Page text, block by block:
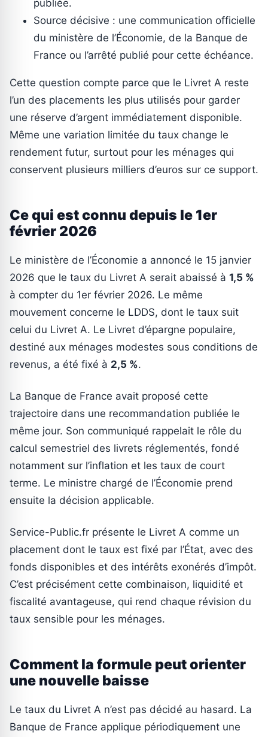
publiée.
Source décisive : une communication officielle
du ministère de l’Économie, de la Banque de
France ou l’arrêté publié pour cette échéance.
Cette question compte parce que le Livret A reste
l’un des placements les plus utilisés pour garder
une réserve d’argent immédiatement disponible.
Même une variation limitée du taux change le
rendement futur, surtout pour les ménages qui
conservent plusieurs milliers d’euros sur ce support.
Ce qui est connu depuis le 1er
février 2026
Le ministère de l’Économie a annoncé le 15 janvier
2026 que le taux du Livret A serait abaissé à 1,5 %
à compter du 1er février 2026. Le même
mouvement concerne le LDDS, dont le taux suit
celui du Livret A. Le Livret d’épargne populaire,
destiné aux ménages modestes sous conditions de
revenus, a été fixé à 2,5 %.
La Banque de France avait proposé cette
trajectoire dans une recommandation publiée le
même jour. Son communiqué rappelait le rôle du
calcul semestriel des livrets réglementés, fondé
notamment sur l’inflation et les taux de court
terme. Le ministre chargé de l’Économie prend
ensuite la décision applicable.
Service-Public.fr présente le Livret A comme un
placement dont le taux est fixé par l’État, avec des
fonds disponibles et des intérêts exonérés d’impôt.
C’est précisément cette combinaison, liquidité et
fiscalité avantageuse, qui rend chaque révision du
taux sensible pour les ménages.
Comment la formule peut orienter
une nouvelle baisse
Le taux du Livret A n’est pas décidé au hasard. La
Banque de France applique périodiquement une